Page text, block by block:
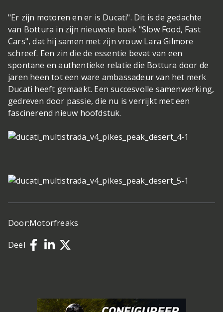
"Er zijn motoren en er is Ducati". Dit is de gedachte
van Bottura in zijn nieuwste boek "Slow Food, Fast
Cars", dat hij samen met zijn vrouw Lara Gilmore
schreef. Een zin die de essentie bevat van een
spontane en authentieke relatie die Bottura door de
jaren heen tot een ware ambassadeur van het merk
Ducati heeft gemaakt. Een succesvolle samenwerking,
gedreven door passie, die nu is verrijkt met een
fascinerend nieuw hoofdstuk.
Door:Motorfreaks
Deel